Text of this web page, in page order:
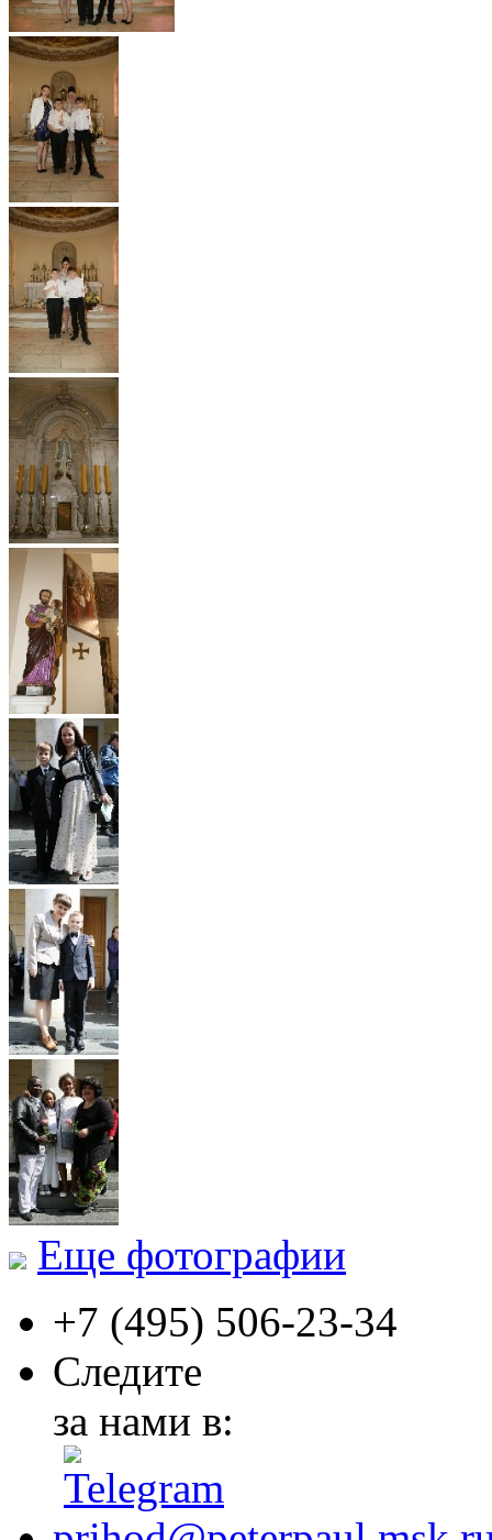
Еще фотографии
+7 (495) 506-23-34
Следите
за нами в: